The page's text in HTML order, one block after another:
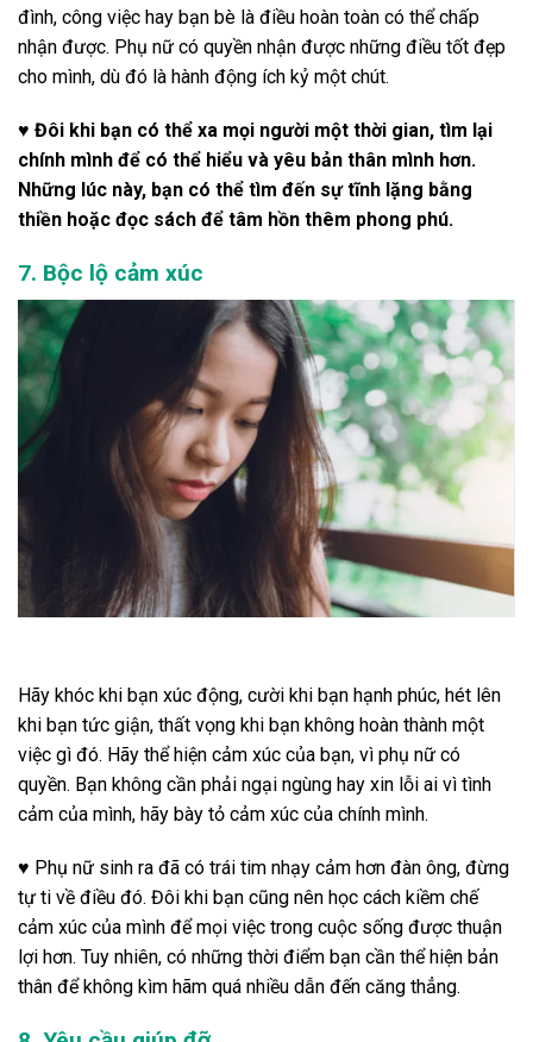
đình, công việc hay bạn bè là điều hoàn toàn có thể chấp
nhận được. Phụ nữ có quyền nhận được những điều tốt đẹp
cho mình, dù đó là hành động ích kỷ một chút.
♥ Đôi khi bạn có thể xa mọi người một thời gian, tìm lại
chính mình để có thể hiểu và yêu bản thân mình hơn.
Những lúc này, bạn có thể tìm đến sự tĩnh lặng bằng
thiền hoặc đọc sách để tâm hồn thêm phong phú.
7. Bộc lộ cảm xúc
Hãy khóc khi bạn xúc động, cười khi bạn hạnh phúc, hét lên
khi bạn tức giận, thất vọng khi bạn không hoàn thành một
việc gì đó. Hãy thể hiện cảm xúc của bạn, vì phụ nữ có
quyền. Bạn không cần phải ngại ngùng hay xin lỗi ai vì tình
cảm của mình, hãy bày tỏ cảm xúc của chính mình.
♥ Phụ nữ sinh ra đã có trái tim nhạy cảm hơn đàn ông, đừng
tự ti về điều đó. Đôi khi bạn cũng nên học cách kiềm chế
cảm xúc của mình để mọi việc trong cuộc sống được thuận
lợi hơn. Tuy nhiên, có những thời điểm bạn cần thể hiện bản
thân để không kìm hãm quá nhiều dẫn đến căng thẳng.